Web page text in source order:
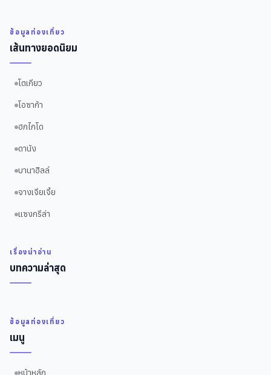
ข้อมูลท่องเที่ยว
เส้นทางยอดนิยม
โตเกียว
โอซาก้า
ฮกไกโด
ดานัง
บานาฮิลล์
จางเจียเจี้ย
แซงกรีล่า
เรื่องน่าอ่าน
บทความล่าสุด
ข้อมูลท่องเที่ยว
เมนู
หน้าหลัก